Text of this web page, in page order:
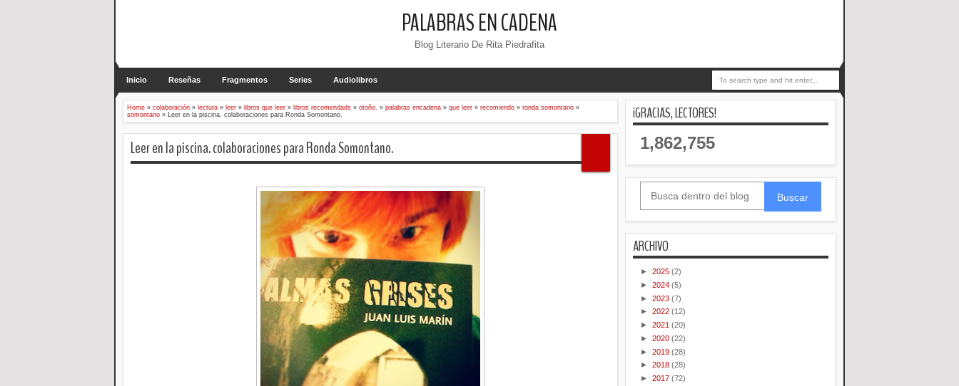
PALABRAS EN CADENA
Blog Literario De Rita Piedrafita
Inicio Reseñas Fragmentos Series Audiolibros
Home » colaboración » lectura » leer » libros que leer » libros recomendads » otoño. » palabras encadena » que leer » recomiendo » ronda somontano »
somontano » Leer en la piscina. colaboraciones para Ronda Somontano.
Leer en la piscina. colaboraciones para Ronda Somontano.
¡GRACIAS, LECTORES!
1,862,755
Buscar
ARCHIVO
► 2025 (2)
► 2024 (5)
► 2023 (7)
► 2022 (12)
► 2021 (20)
► 2020 (22)
► 2019 (28)
► 2018 (28)
► 2017 (72)